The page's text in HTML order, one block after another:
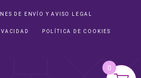
DE ENVÍO Y AVISO LEGAL
POLÍTICA DE COOKIES
0